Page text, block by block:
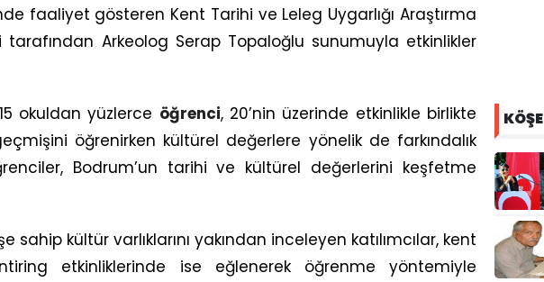
faaliyet gösteren Kent Tarihi ve Leleg Uygarlığı Araştırma
Arkeolog Serap Topaloğlu sunumuyla etkinlikler
15 okuldan yüzlerce öğrenci, 20’nin üzerinde etkinlikle birlikte
öğrenirken kültürel değerlere yönelik de farkındalık
Bodrum’un tarihi ve kültürel değerlerini keşfetme
sahip kültür varlıklarını yakından inceleyen katılımcılar, kent
etkinliklerinde ise eğlenerek öğrenme yöntemiyle
KÖŞE